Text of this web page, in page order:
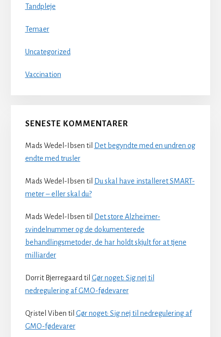
Tandpleje
Temaer
Uncategorized
Vaccination
SENESTE KOMMENTARER
Mads Wedel-Ibsen til
Det begyndte med en undren og
endte med trusler
Mads Wedel-Ibsen til
Du skal have installeret SMART-
meter – eller skal du?
Mads Wedel-Ibsen til
Det store Alzheimer-
svindelnummer og de dokumenterede
behandlingsmetoder, de har holdt skjult for at tjene
milliarder
Dorrit Bjerregaard til Gør noget: Sig nej til
nedregulering af GMO-fødevarer
Qristel Viben til Gør noget: Sig nej til nedregulering af
GMO-fødevarer